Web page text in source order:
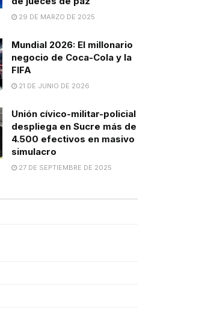
29 DE MARZO DE 2025
Mundial 2026: El millonario
negocio de Coca-Cola y la
FIFA
21 DE JUNIO DE 2026
Unión cívico-militar-policial
despliega en Sucre más de
4.500 efectivos en masivo
simulacro
27 DE SEPTIEMBRE DE 2025